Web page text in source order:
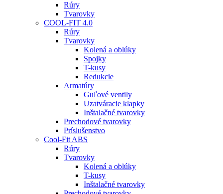
Rúry
Tvarovky
COOL-FIT 4.0
Rúry
Tvarovky
Kolená a oblúky
Spojky
T-kusy
Redukcie
Armatúry
Guľové ventily
Uzatváracie klapky
Inštalačné tvarovky
Prechodové tvarovky
Príslušenstvo
Cool-Fit ABS
Rúry
Tvarovky
Kolená a oblúky
T-kusy
Inštalačné tvarovky